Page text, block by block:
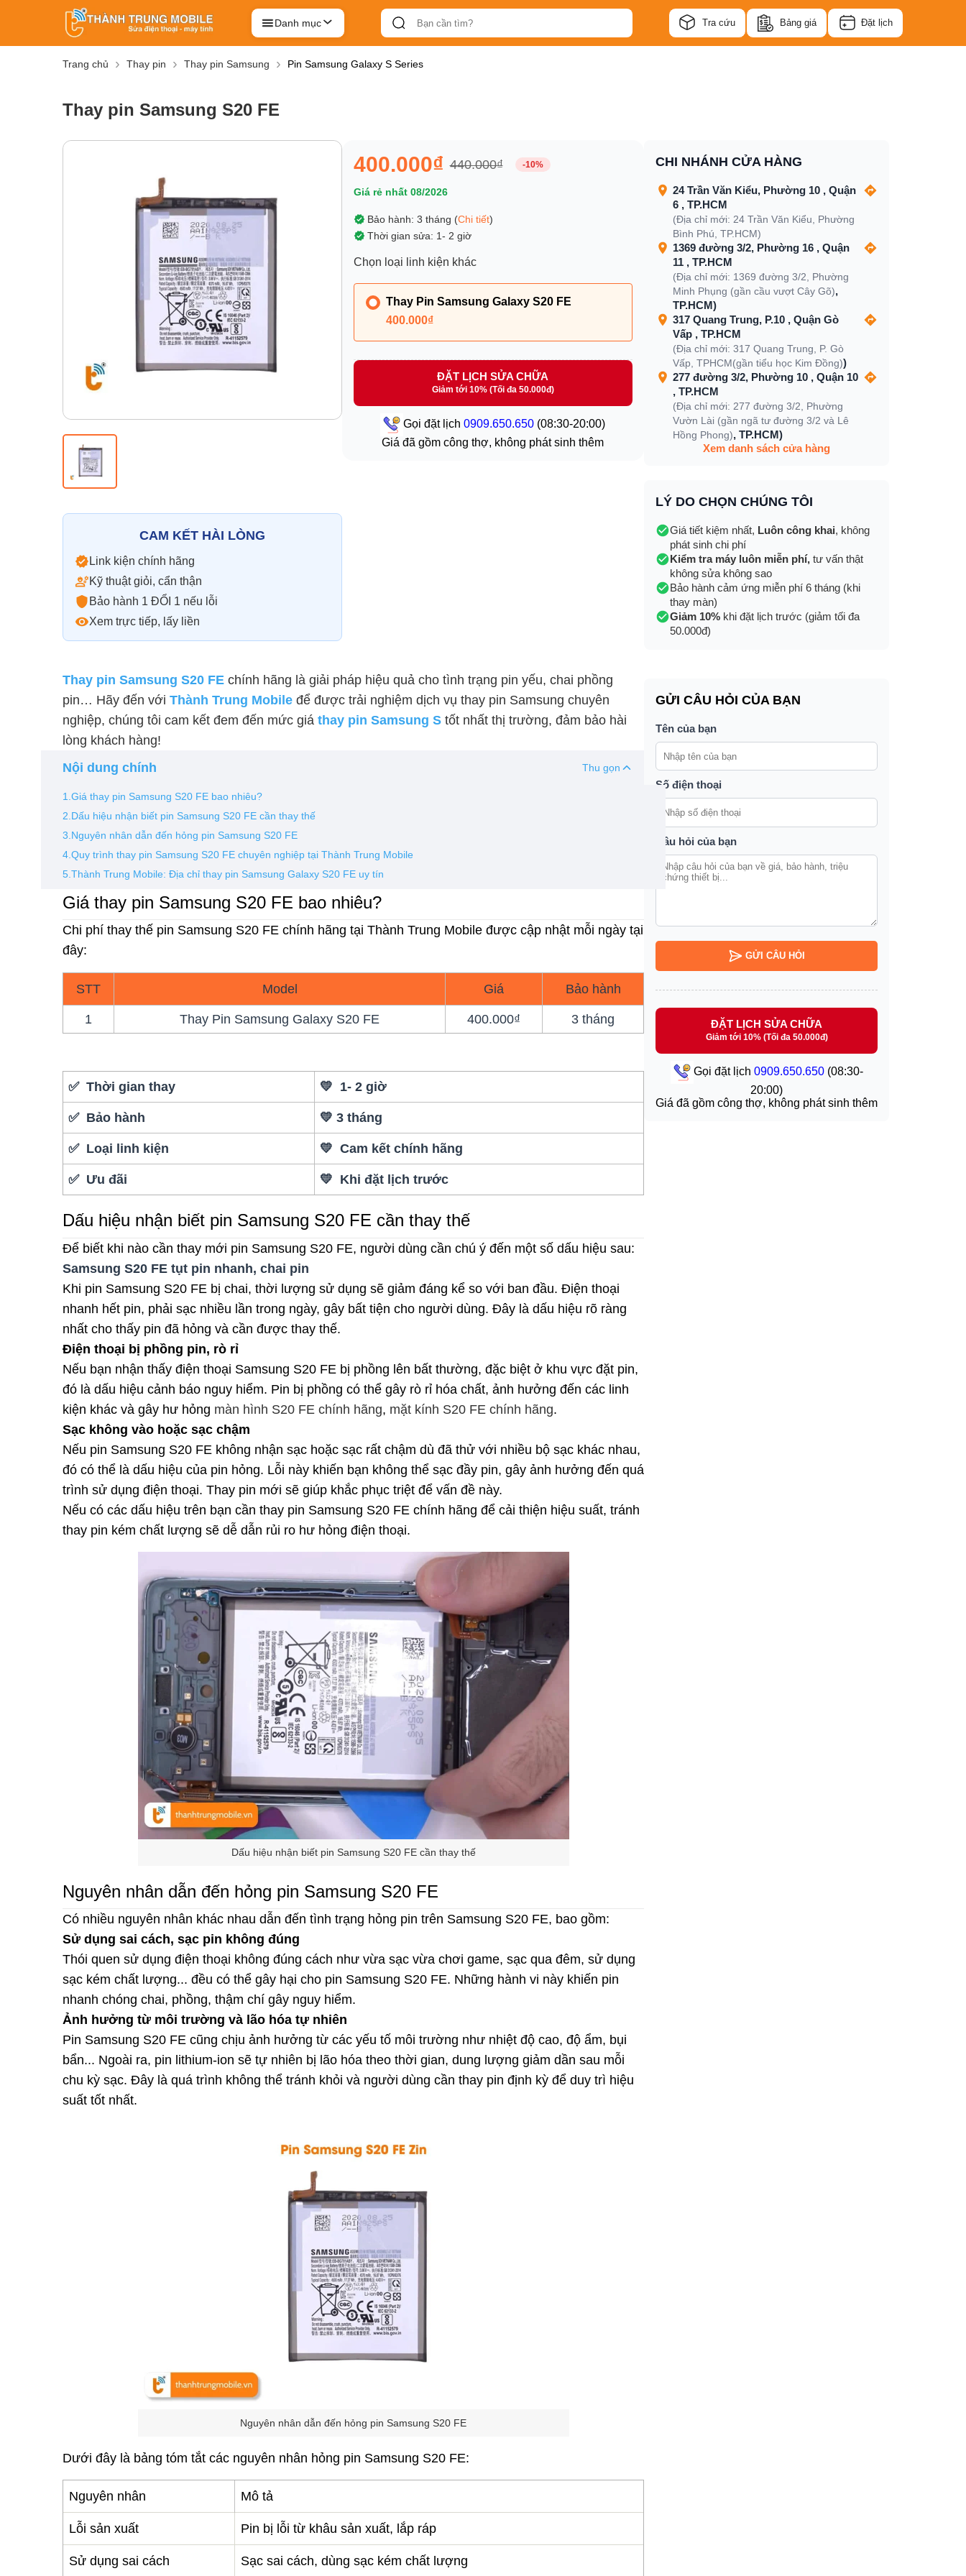
Danh mục Tra cứu Bảng giá Đặt lịch
Trang chủ Thay pin Thay pin Samsung Pin Samsung Galaxy S Series
Thay pin Samsung S20 FE
CAM KẾT HÀI LÒNG
Link kiện chính hãng
Kỹ thuật giỏi, cẩn thận
Bảo hành 1 ĐỔI 1 nếu lỗi
Xem trực tiếp, lấy liền
400.000₫ 440.000₫ -10%
Giá rẻ nhất 08/2026
Bảo hành: 3 tháng (Chi tiết)
Thời gian sửa: 1- 2 giờ
Chọn loại linh kiện khác
Thay Pin Samsung Galaxy S20 FE
400.000₫
ĐẶT LỊCH SỬA CHỮA
Giảm tới 10% (Tối đa 50.000đ)
Gọi đặt lịch0909.650.650 (08:30-20:00)
Giá đã gồm công thợ, không phát sinh thêm
Thay pin Samsung S20 FE chính hãng là giải pháp hiệu quả cho tình trạng pin yếu, chai phồng
pin… Hãy đến với Thành Trung Mobile để được trải nghiệm dịch vụ thay pin Samsung chuyên
nghiệp, chúng tôi cam kết đem đến mức giá thay pin Samsung S tốt nhất thị trường, đảm bảo hài
lòng khách hàng!
Nội dung chính
Thu gọn
1.Giá thay pin Samsung S20 FE bao nhiêu?
2.Dấu hiệu nhận biết pin Samsung S20 FE cần thay thế
3.Nguyên nhân dẫn đến hỏng pin Samsung S20 FE
4.Quy trình thay pin Samsung S20 FE chuyên nghiệp tại Thành Trung Mobile
5.Thành Trung Mobile: Địa chỉ thay pin Samsung Galaxy S20 FE uy tín
Giá thay pin Samsung S20 FE bao nhiêu?
Chi phí thay thế pin Samsung S20 FE chính hãng tại Thành Trung Mobile được cập nhật mỗi ngày tại
đây:
STT Model Giá Bảo hành
1 Thay Pin Samsung Galaxy S20 FE 400.000₫ 3 tháng
✅ Thời gian thay 💛 1- 2 giờ
✅ Bảo hành 💛 3 tháng
✅ Loại linh kiện 💛 Cam kết chính hãng
✅ Ưu đãi 💛 Khi đặt lịch trước
Dấu hiệu nhận biết pin Samsung S20 FE cần thay thế
Để biết khi nào cần thay mới pin Samsung S20 FE, người dùng cần chú ý đến một số dấu hiệu sau:
Samsung S20 FE tụt pin nhanh, chai pin
Khi pin Samsung S20 FE bị chai, thời lượng sử dụng sẽ giảm đáng kể so với ban đầu. Điện thoại
nhanh hết pin, phải sạc nhiều lần trong ngày, gây bất tiện cho người dùng. Đây là dấu hiệu rõ ràng
nhất cho thấy pin đã hỏng và cần được thay thế.
Điện thoại bị phồng pin, rò rỉ
Nếu bạn nhận thấy điện thoại Samsung S20 FE bị phồng lên bất thường, đặc biệt ở khu vực đặt pin,
đó là dấu hiệu cảnh báo nguy hiểm. Pin bị phồng có thể gây rò rỉ hóa chất, ảnh hưởng đến các linh
kiện khác và gây hư hỏng màn hình S20 FE chính hãng, mặt kính S20 FE chính hãng.
Sạc không vào hoặc sạc chậm
Nếu pin Samsung S20 FE không nhận sạc hoặc sạc rất chậm dù đã thử với nhiều bộ sạc khác nhau,
đó có thể là dấu hiệu của pin hỏng. Lỗi này khiến bạn không thể sạc đầy pin, gây ảnh hưởng đến quá
trình sử dụng điện thoại. Thay pin mới sẽ giúp khắc phục triệt để vấn đề này.
Nếu có các dấu hiệu trên bạn cần thay pin Samsung S20 FE chính hãng để cải thiện hiệu suất, tránh
thay pin kém chất lượng sẽ dễ dẫn rủi ro hư hỏng điện thoại.
Dấu hiệu nhận biết pin Samsung S20 FE cần thay thế
Nguyên nhân dẫn đến hỏng pin Samsung S20 FE
Có nhiều nguyên nhân khác nhau dẫn đến tình trạng hỏng pin trên Samsung S20 FE, bao gồm:
Sử dụng sai cách, sạc pin không đúng
Thói quen sử dụng điện thoại không đúng cách như vừa sạc vừa chơi game, sạc qua đêm, sử dụng
sạc kém chất lượng... đều có thể gây hại cho pin Samsung S20 FE. Những hành vi này khiến pin
nhanh chóng chai, phồng, thậm chí gây nguy hiểm.
Ảnh hưởng từ môi trường và lão hóa tự nhiên
Pin Samsung S20 FE cũng chịu ảnh hưởng từ các yếu tố môi trường như nhiệt độ cao, độ ẩm, bụi
bẩn... Ngoài ra, pin lithium-ion sẽ tự nhiên bị lão hóa theo thời gian, dung lượng giảm dần sau mỗi
chu kỳ sạc. Đây là quá trình không thể tránh khỏi và người dùng cần thay pin định kỳ để duy trì hiệu
suất tốt nhất.
Nguyên nhân dẫn đến hỏng pin Samsung S20 FE
Dưới đây là bảng tóm tắt các nguyên nhân hỏng pin Samsung S20 FE:
Nguyên nhân Mô tả
Lỗi sản xuất Pin bị lỗi từ khâu sản xuất, lắp ráp
Sử dụng sai cách Sạc sai cách, dùng sạc kém chất lượng
CHI NHÁNH CỬA HÀNG
24 Trần Văn Kiểu, Phường 10 , Quận
6 , TP.HCM
(Địa chỉ mới: 24 Trần Văn Kiểu, Phường
Bình Phú, TP.HCM)
1369 đường 3/2, Phường 16 , Quận
11 , TP.HCM
(Địa chỉ mới: 1369 đường 3/2, Phường
Minh Phụng (gần cầu vượt Cây Gõ),
TP.HCM)
317 Quang Trung, P.10 , Quận Gò
Vấp , TP.HCM
(Địa chỉ mới: 317 Quang Trung, P. Gò
Vấp, TPHCM(gần tiểu học Kim Đồng))
277 đường 3/2, Phường 10 , Quận 10
, TP.HCM
(Địa chỉ mới: 277 đường 3/2, Phường
Vườn Lài (gần ngã tư đường 3/2 và Lê
Hồng Phong), TP.HCM)
Xem danh sách cửa hàng
LÝ DO CHỌN CHÚNG TÔI
Giá tiết kiệm nhất, Luôn công khai, không
phát sinh chi phí
Kiểm tra máy luôn miễn phí, tư vấn thật
không sửa không sao
Bảo hành cảm ứng miễn phí 6 tháng (khi
thay màn)
Giảm 10% khi đặt lịch trước (giảm tối đa
50.000đ)
GỬI CÂU HỎI CỦA BẠN
Tên của bạn
Số điện thoại
Câu hỏi của bạn
GỬI CÂU HỎI
ĐẶT LỊCH SỬA CHỮA
Giảm tới 10% (Tối đa 50.000đ)
Gọi đặt lịch 0909.650.650(08:30-
20:00)
Giá đã gồm công thợ, không phát sinh thêm